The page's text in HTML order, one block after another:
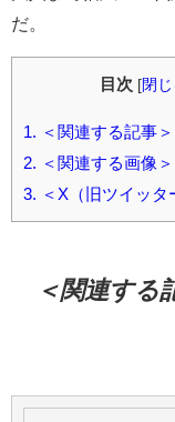
だ。
目次 [閉じ
1. ＜関連する記事＞
2. ＜関連する画像＞
3. ＜X（旧ツイッタ
＜関連する